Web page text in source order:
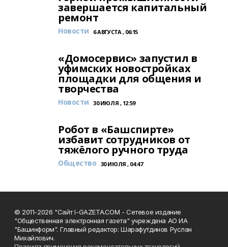
завершается капитальный
ремонт
Новости 6 АВГУСТА , 06:15
«Домосервис» запустил в
уфимских новостройках
площадки для общения и
творчества
Новости 30 ИЮЛЯ , 12:59
Робот в «Башспирте»
избавит сотрудников от
тяжёлого ручного труда
Общество 30 ИЮЛЯ , 04:47
© 2011-2026 "Сайт I-GAZETA.COM - Сетевое издание
"Общественная электронная газета" учреждена АО ИА
"Башинформ". Главный редактор: Шарафутдинов Руслан
Михайлович.